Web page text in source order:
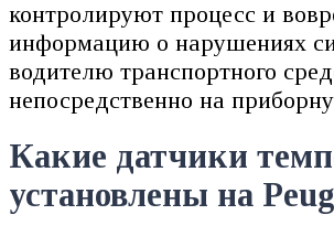
контролируют процесс и
информацию о нарушениях
водителю транспортного
непосредственно на
Какие датчики
установлены на